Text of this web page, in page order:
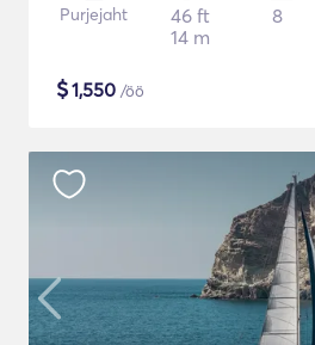
Purjejaht
46 ft
14 m
8
$1,550 /öö